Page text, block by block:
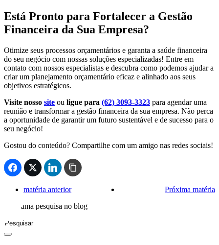
Está Pronto para Fortalecer a Gestão
Financeira da Sua Empresa?
Otimize seus processos orçamentários e garanta a saúde financeira
do seu negócio com nossas soluções especializadas! Entre em
contato com nossos especialistas e descubra como podemos ajudar a
criar um planejamento orçamentário eficaz e alinhado aos seus
objetivos estratégicos.
Visite nosso site ou ligue para (62) 3093-3323 para agendar uma
reunião e transformar a gestão financeira da sua empresa. Não perca
a oportunidade de garantir um futuro sustentável e de sucesso para o
seu negócio!
Gostou do conteúdo? Compartilhe com um amigo nas redes sociais!
matéria anterior
Próxima matéria
Faça uma pesquisa no blog